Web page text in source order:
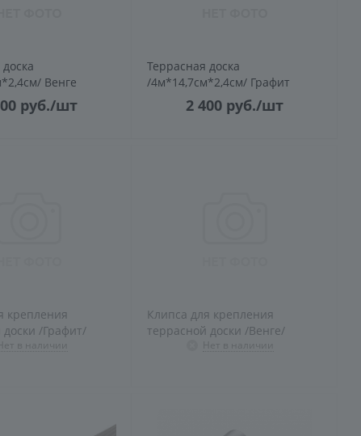
Венге
руб./шт
Террасная доска
/4м*14,7см*2,4см/ Графит
2 400 руб./шт
крепления
/Графит/
Клипса для крепления
террасной доски /Венге/